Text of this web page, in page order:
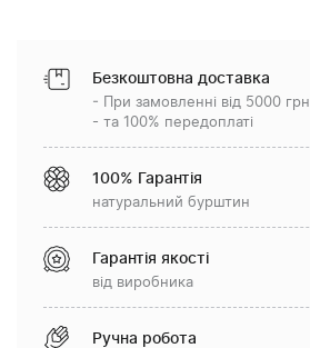
Безкоштовна доставка
- При замовленні від 5000 грн
- та 100% передоплаті
100% Гарантія
натуральний бурштин
Гарантія якості
від виробника
Ручна робота